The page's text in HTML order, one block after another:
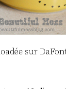
sur